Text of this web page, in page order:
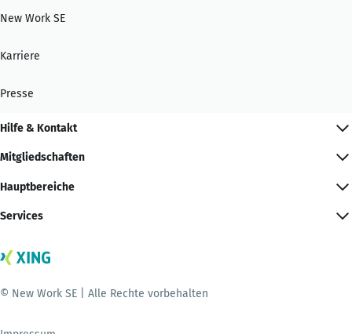
New Work SE
Karriere
Presse
Hilfe & Kontakt
Mitgliedschaften
Hauptbereiche
Services
© New Work SE | Alle Rechte vorbehalten